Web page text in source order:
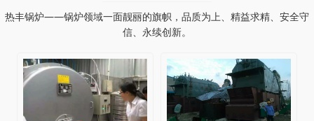
热丰锅炉——锅炉领域一面靓丽的旗帜，品质为上、精益求精、安全守
信、永续创新。